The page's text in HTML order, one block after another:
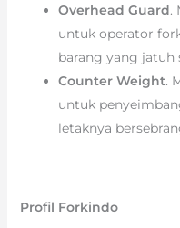
Overhead Guard.
untuk operator
barang yang jatuh
Counter Weight.
untuk
letaknya
Profil Forkindo